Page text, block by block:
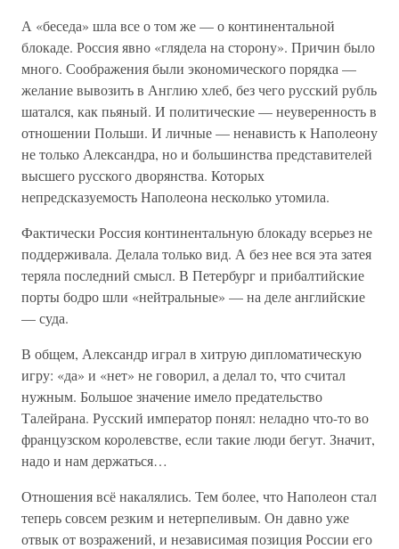
А «беседа» шла все о том же — о континентальной
блокаде. Россия явно «глядела на сторону». Причин было
много. Соображения были экономического порядка —
желание вывозить в Англию хлеб, без чего русский рубль
шатался, как пьяный. И политические — неуверенность в
отношении Польши. И личные — ненависть к Наполеону
не только Александра, но и большинства представителей
высшего русского дворянства. Которых
непредсказуемость Наполеона несколько утомила.
Фактически Россия континентальную блокаду всерьез не
поддерживала. Делала только вид. А без нее вся эта затея
теряла последний смысл. В Петербург и прибалтийские
порты бодро шли «нейтральные» — на деле английские
— суда.
В общем, Александр играл в хитрую дипломатическую
игру: «да» и «нет» не говорил, а делал то, что считал
нужным. Большое значение имело предательство
Талейрана. Русский император понял: неладно что-то во
французском королевстве, если такие люди бегут. Значит,
надо и нам держаться…
Отношения всё накалялись. Тем более, что Наполеон стал
теперь совсем резким и нетерпеливым. Он давно уже
отвык от возражений, и независимая позиция России его